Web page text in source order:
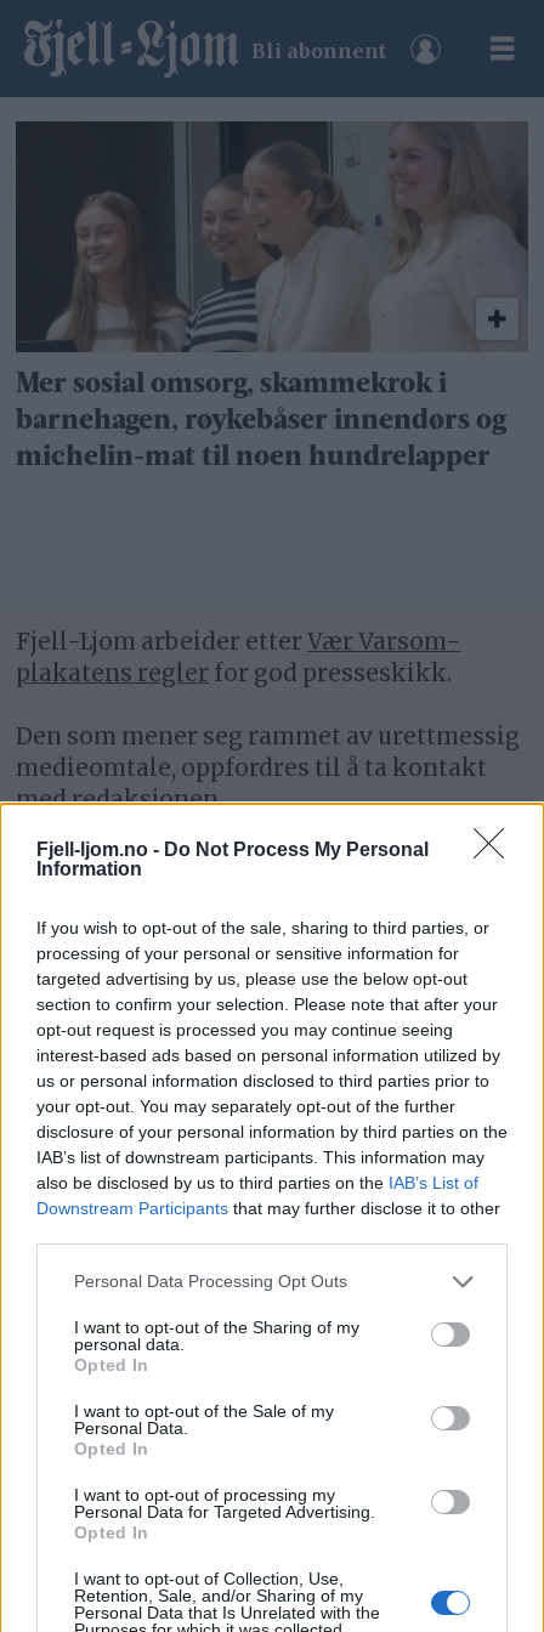
Fjell-ljom.no - Do Not Process My Personal
Information
If you wish to opt-out of the sale, sharing to third parties, or
processing of your personal or sensitive information for
targeted advertising by us, please use the below opt-out
section to confirm your selection. Please note that after your
opt-out request is processed you may continue seeing
interest-based ads based on personal information utilized by
us or personal information disclosed to third parties prior to
your opt-out. You may separately opt-out of the further
disclosure of your personal information by third parties on the
IAB’s list of downstream participants. This information may
also be disclosed by us to third parties on the IAB’s List of
Downstream Participants that may further disclose it to other
Personal Data Processing Opt Outs
I want to opt-out of the Sharing of my
personal data.
Opted In
I want to opt-out of the Sale of my
Personal Data.
Opted In
I want to opt-out of processing my
Personal Data for Targeted Advertising.
Opted In
I want to opt-out of Collection, Use,
Retention, Sale, and/or Sharing of my
Personal Data that Is Unrelated with the
Bli abonnent
Tag:
erasmus-
programmet
Mer sosial omsorg, skammekrok i
barnehagen, røykebåser innendørs og
michelin-mat til noen hundrelapper
Fjell-Ljom arbeider etterVær Varsom-
plakatens regler for god presseskikk.
Den som mener seg rammet av urettmessig
medieomtale, oppfordres til å ta kontakt
med redaksjonen.
Pressens Faglige Utvalg (PFU) er et
mediene i presseetiske spørsmål.
For informasjon om klageadgang, se:
www.presse.no
Fjell-Ljom har ikke ansvar for innhold på
eksterne nettsider som det lenkes til.
Det er ikke tillatt å kopiere fra siden eller
legge ut skjermdump av artikler.
Avisa er medlem i Landslaget for
Ansvarlig redaktør og daglig leder:
Ekspedisjon:
Tlf: 72 40 65 90
E-post:redaksjon@fjell-ljom.no
E-post:annonse@fjell-ljom.no
E-post:abonnement@fjell-ljom.no